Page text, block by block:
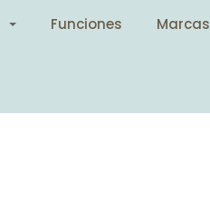
Funciones Marcas